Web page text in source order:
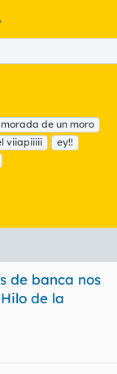
de un moro
viiapiiiii
ey!!
de banca nos
de la